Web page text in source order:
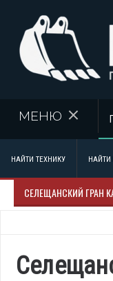
МЕНЮ
НАЙТИ ТЕХНИКУ НАЙТИ
СЕЛЕЩАНСКИЙ ГРАН